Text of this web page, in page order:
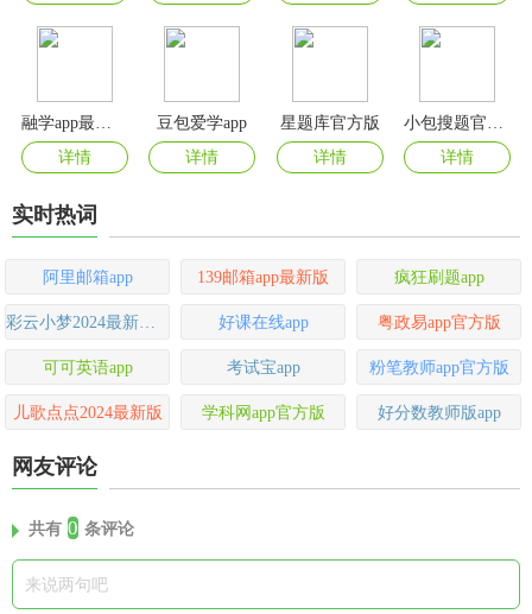
融学app最新版
详情
豆包爱学app
详情
星题库官方版
详情
详情
实时热词
阿里邮箱app 139邮箱app最新版 疯狂刷题app
好课在线app 粤政易app官方版
可可英语app 考试宝app 粉笔教师app官方版
儿歌点点2024最新版 学科网app官方版 好分数教师版app
网友评论
共有 0 条评论